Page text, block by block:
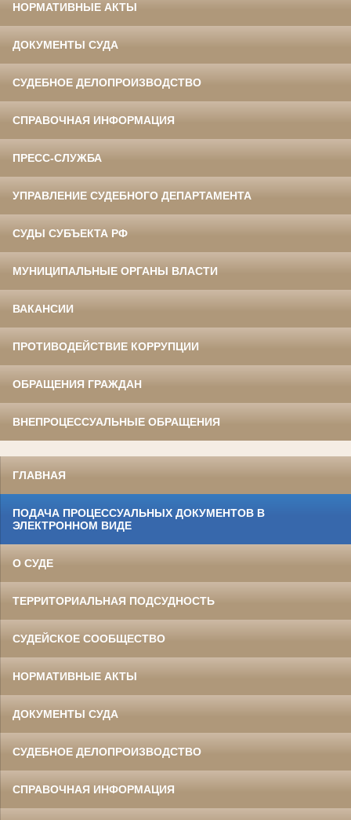
НОРМАТИВНЫЕ АКТЫ
ДОКУМЕНТЫ СУДА
СУДЕБНОЕ ДЕЛОПРОИЗВОДСТВО
СПРАВОЧНАЯ ИНФОРМАЦИЯ
ПРЕСС-СЛУЖБА
УПРАВЛЕНИЕ СУДЕБНОГО ДЕПАРТАМЕНТА
СУДЫ СУБЪЕКТА РФ
МУНИЦИПАЛЬНЫЕ ОРГАНЫ ВЛАСТИ
ВАКАНСИИ
ПРОТИВОДЕЙСТВИЕ КОРРУПЦИИ
ОБРАЩЕНИЯ ГРАЖДАН
ВНЕПРОЦЕССУАЛЬНЫЕ ОБРАЩЕНИЯ
ГЛАВНАЯ
ПОДАЧА ПРОЦЕССУАЛЬНЫХ ДОКУМЕНТОВ В
ЭЛЕКТРОННОМ ВИДЕ
О СУДЕ
ТЕРРИТОРИАЛЬНАЯ ПОДСУДНОСТЬ
СУДЕЙСКОЕ СООБЩЕСТВО
НОРМАТИВНЫЕ АКТЫ
ДОКУМЕНТЫ СУДА
СУДЕБНОЕ ДЕЛОПРОИЗВОДСТВО
СПРАВОЧНАЯ ИНФОРМАЦИЯ